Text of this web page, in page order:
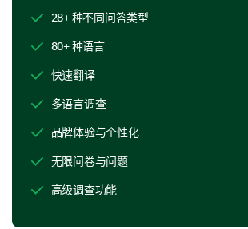
隐私政策
现在，我们专注于您与隐私政策的互动。
私政策？
1- 总是
2- 大多数时候
4- 很少
28+ 种不同问答类型
80+ 种语言
快速翻译
多语言调查
品牌体验与个性化
无限问卷与问题
高级调查功能